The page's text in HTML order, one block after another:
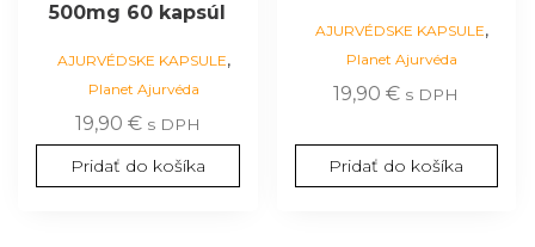
500mg 60 kapsúl
AJURVÉDSKE KAPSULE,
Planet Ajurvéda
19,90 € s DPH
Pridať do košíka
AJURVÉDSKE KAPSULE,
Planet Ajurvéda
19,90€ s DPH
Pridať do košíka